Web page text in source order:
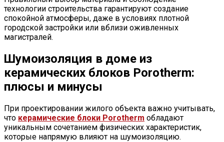
технологии строительства гарантируют создание
спокойной атмосферы, даже в условиях плотной
городской застройки или вблизи оживленных
магистралей.
Шумоизоляция в доме из
керамических блоков Porotherm:
плюсы и минусы
При проектировании жилого объекта важно учитывать,
что керамические блоки Porotherm обладают
уникальным сочетанием физических характеристик,
которые напрямую влияют на шумоизоляцию.